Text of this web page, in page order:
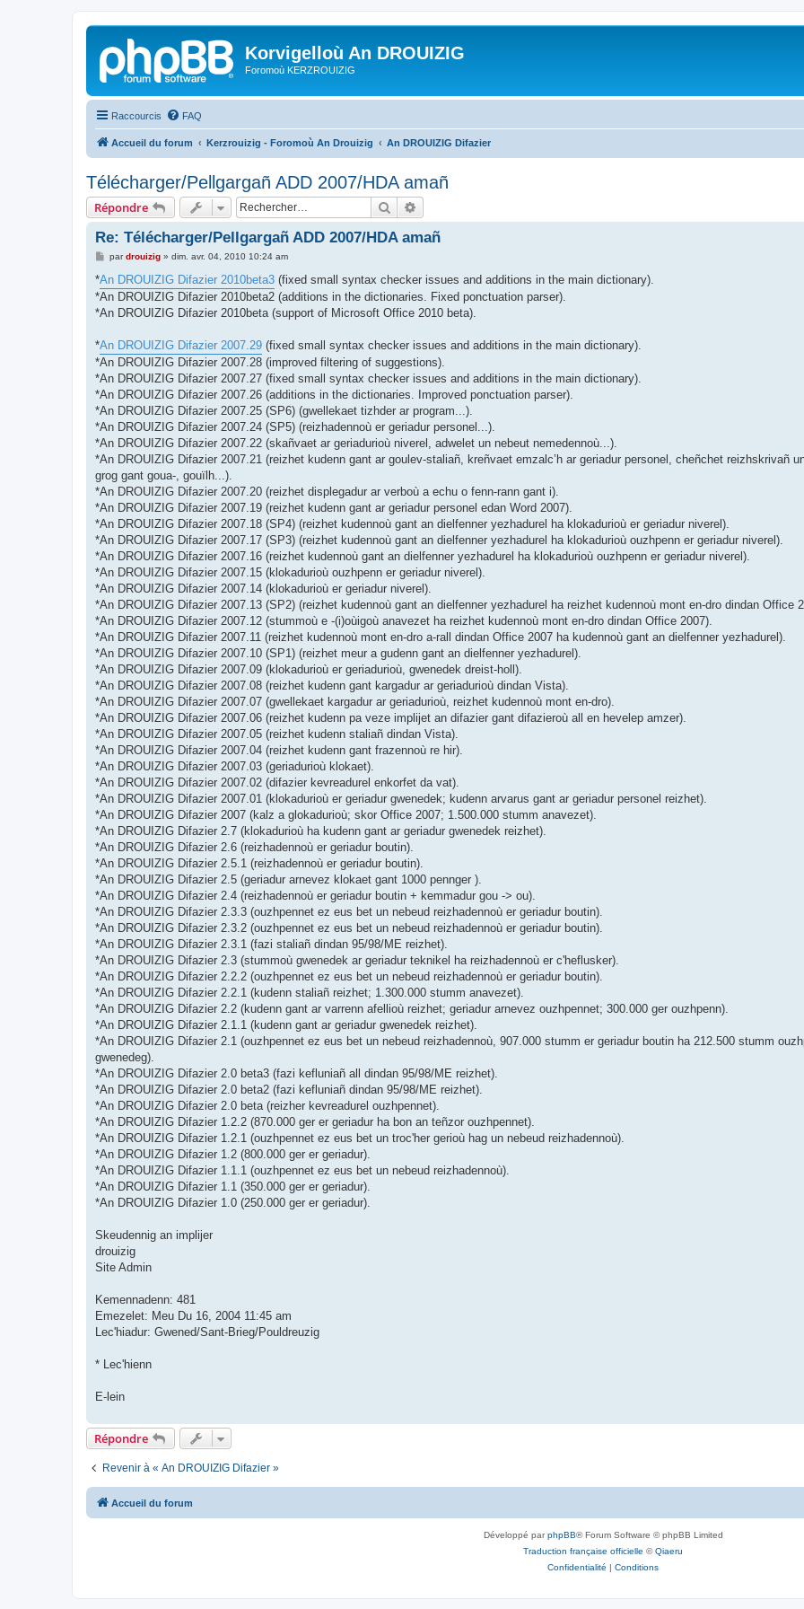
Korvigelloù An DROUIZIG
Foromoù KERZROUIZIG
Raccourcis FAQ
Accueil du forum Kerzrouizig - Foromoù An Drouizig An DROUIZIG Difazier
Télécharger/Pellgargañ ADD 2007/HDA amañ
Répondre Rechercher
Re: Télécharger/Pellgargañ ADD 2007/HDA amañ
M
s
s
a
g
e
pardrouizig» dim. avr. 04, 2010 10:24 am
*An DROUIZIG Difazier 2010beta3 (fixed small syntax checker issues and additions in the main dictionary).
*An DROUIZIG Difazier 2010beta2 (additions in the dictionaries. Fixed ponctuation parser).
*An DROUIZIG Difazier 2010beta (support of Microsoft Office 2010 beta).
*An DROUIZIG Difazier 2007.29 (fixed small syntax checker issues and additions in the main dictionary).
*An DROUIZIG Difazier 2007.28 (improved filtering of suggestions).
*An DROUIZIG Difazier 2007.27 (fixed small syntax checker issues and additions in the main dictionary).
*An DROUIZIG Difazier 2007.26 (additions in the dictionaries. Improved ponctuation parser).
*An DROUIZIG Difazier 2007.25 (SP6) (gwellekaet tizhder ar program...).
*An DROUIZIG Difazier 2007.24 (SP5) (reizhadennoù er geriadur personel...).
*An DROUIZIG Difazier 2007.22 (skañvaet ar geriadurioù niverel, adwelet un nebeut nemedennoù...).
*An DROUIZIG Difazier 2007.21 (reizhet kudenn gant ar goulev-staliañ, kreñvaet emzalc’h ar geriadur personel, cheñchet reizhskrivañ
grog gant goua-, gouïlh...).
*An DROUIZIG Difazier 2007.20 (reizhet displegadur ar verboù a echu o fenn-rann gant i).
*An DROUIZIG Difazier 2007.19 (reizhet kudenn gant ar geriadur personel edan Word 2007).
*An DROUIZIG Difazier 2007.18 (SP4) (reizhet kudennoù gant an dielfenner yezhadurel ha klokadurioù er geriadur niverel).
*An DROUIZIG Difazier 2007.17 (SP3) (reizhet kudennoù gant an dielfenner yezhadurel ha klokadurioù ouzhpenn er geriadur niverel).
*An DROUIZIG Difazier 2007.16 (reizhet kudennoù gant an dielfenner yezhadurel ha klokadurioù ouzhpenn er geriadur niverel).
*An DROUIZIG Difazier 2007.15 (klokadurioù ouzhpenn er geriadur niverel).
*An DROUIZIG Difazier 2007.14 (klokadurioù er geriadur niverel).
*An DROUIZIG Difazier 2007.13 (SP2) (reizhet kudennoù gant an dielfenner yezhadurel ha reizhet kudennoù mont en-dro dindan Office
*An DROUIZIG Difazier 2007.12 (stummoù e -(i)oùigoù anavezet ha reizhet kudennoù mont en-dro dindan Office 2007).
*An DROUIZIG Difazier 2007.11 (reizhet kudennoù mont en-dro a-rall dindan Office 2007 ha kudennoù gant an dielfenner yezhadurel).
*An DROUIZIG Difazier 2007.10 (SP1) (reizhet meur a gudenn gant an dielfenner yezhadurel).
*An DROUIZIG Difazier 2007.09 (klokadurioù er geriadurioù, gwenedek dreist-holl).
*An DROUIZIG Difazier 2007.08 (reizhet kudenn gant kargadur ar geriadurioù dindan Vista).
*An DROUIZIG Difazier 2007.07 (gwellekaet kargadur ar geriadurioù, reizhet kudennoù mont en-dro).
*An DROUIZIG Difazier 2007.06 (reizhet kudenn pa veze implijet an difazier gant difazieroù all en hevelep amzer).
*An DROUIZIG Difazier 2007.05 (reizhet kudenn staliañ dindan Vista).
*An DROUIZIG Difazier 2007.04 (reizhet kudenn gant frazennoù re hir).
*An DROUIZIG Difazier 2007.03 (geriadurioù klokaet).
*An DROUIZIG Difazier 2007.02 (difazier kevreadurel enkorfet da vat).
*An DROUIZIG Difazier 2007.01 (klokadurioù er geriadur gwenedek; kudenn arvarus gant ar geriadur personel reizhet).
*An DROUIZIG Difazier 2007 (kalz a glokadurioù; skor Office 2007; 1.500.000 stumm anavezet).
*An DROUIZIG Difazier 2.7 (klokadurioù ha kudenn gant ar geriadur gwenedek reizhet).
*An DROUIZIG Difazier 2.6 (reizhadennoù er geriadur boutin).
*An DROUIZIG Difazier 2.5.1 (reizhadennoù er geriadur boutin).
*An DROUIZIG Difazier 2.5 (geriadur arnevez klokaet gant 1000 pennger ).
*An DROUIZIG Difazier 2.4 (reizhadennoù er geriadur boutin + kemmadur gou -> ou).
*An DROUIZIG Difazier 2.3.3 (ouzhpennet ez eus bet un nebeud reizhadennoù er geriadur boutin).
*An DROUIZIG Difazier 2.3.2 (ouzhpennet ez eus bet un nebeud reizhadennoù er geriadur boutin).
*An DROUIZIG Difazier 2.3.1 (fazi staliañ dindan 95/98/ME reizhet).
*An DROUIZIG Difazier 2.3 (stummoù gwenedek ar geriadur teknikel ha reizhadennoù er c'heflusker).
*An DROUIZIG Difazier 2.2.2 (ouzhpennet ez eus bet un nebeud reizhadennoù er geriadur boutin).
*An DROUIZIG Difazier 2.2.1 (kudenn staliañ reizhet; 1.300.000 stumm anavezet).
*An DROUIZIG Difazier 2.2 (kudenn gant ar varrenn afellioù reizhet; geriadur arnevez ouzhpennet; 300.000 ger ouzhpenn).
*An DROUIZIG Difazier 2.1.1 (kudenn gant ar geriadur gwenedek reizhet).
*An DROUIZIG Difazier 2.1 (ouzhpennet ez eus bet un nebeud reizhadennoù, 907.000 stumm er geriadur boutin ha 212.500 stumm
gwenedeg).
*An DROUIZIG Difazier 2.0 beta3 (fazi kefluniañ all dindan 95/98/ME reizhet).
*An DROUIZIG Difazier 2.0 beta2 (fazi kefluniañ dindan 95/98/ME reizhet).
*An DROUIZIG Difazier 2.0 beta (reizher kevreadurel ouzhpennet).
*An DROUIZIG Difazier 1.2.2 (870.000 ger er geriadur ha bon an teñzor ouzhpennet).
*An DROUIZIG Difazier 1.2.1 (ouzhpennet ez eus bet un troc'her gerioù hag un nebeud reizhadennoù).
*An DROUIZIG Difazier 1.2 (800.000 ger er geriadur).
*An DROUIZIG Difazier 1.1.1 (ouzhpennet ez eus bet un nebeud reizhadennoù).
*An DROUIZIG Difazier 1.1 (350.000 ger er geriadur).
*An DROUIZIG Difazier 1.0 (250.000 ger er geriadur).
Skeudennig an implijer
drouizig
Site Admin
Kemennadenn: 481
Emezelet: Meu Du 16, 2004 11:45 am
Lec'hiadur: Gwened/Sant-Brieg/Pouldreuzig
* Lec'hienn
E-lein
Répondre
Revenir à « An DROUIZIG Difazier »
Accueil du forum
Développé parphpBB® Forum Software © phpBB Limited
Traduction française officielle ©Qiaeru
Confidentialité | Conditions